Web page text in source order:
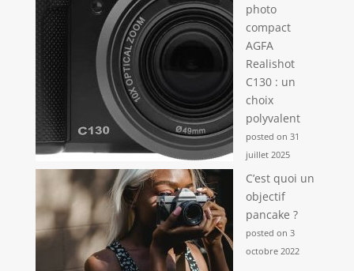
photo
compact
AGFA
Realishot
C130 : un
choix
polyvalent
posted on 31
juillet 2025
C’est quoi un
objectif
pancake ?
posted on 3
octobre 2022